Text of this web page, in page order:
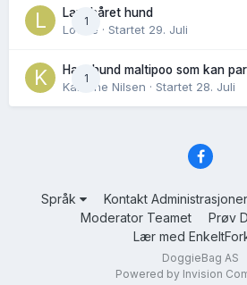
1
Langhåret hund
Lovise · Startet 29. Juli
1
Hannhund maltipoo som kan
Karoline Nilsen · Startet 28. Juli
Språk Kontakt
Moderator Teamet
Prøv
Lær med
DoggieBag AS
Powered by Invision